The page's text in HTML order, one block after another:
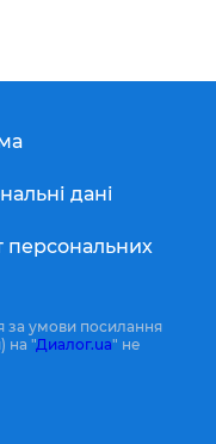
дані
персональних
за умови посилання
на "Диалог.ua" не